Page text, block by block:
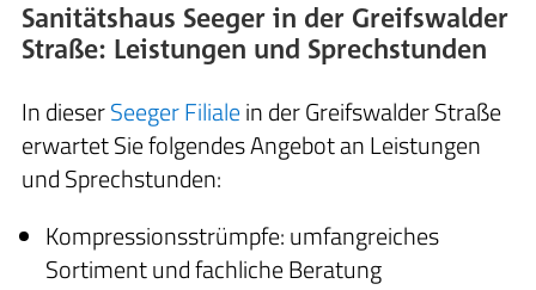
Sanitätshaus Seeger in der Greifswalder
Straße: Leistungen und Sprechstunden
In dieserSeeger Filialein der Greifswalder Straße
erwartet Sie folgendes Angebot an Leistungen
und Sprechstunden:
Kompressionsstrümpfe: umfangreiches
Sortiment und fachliche Beratung